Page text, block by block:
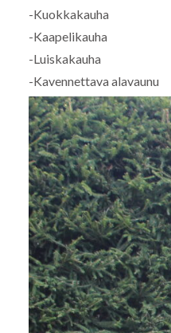
-Kuokkakauha
-Kaapelikauha
-Luiskakauha
-Kavennettava alavaunu